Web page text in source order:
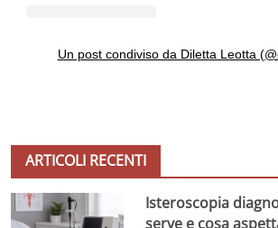
Un post condiviso da Diletta Leotta
ARTICOLI RECENTI
Isteroscopia
serve e cosa